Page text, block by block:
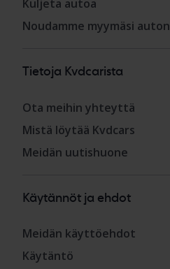
Kuljeta autoa
Noudamme myymäsi auton
Tietoja Kvdcarista
Ota meihin yhteyttä
Mistä löytää Kvdcars
Meidän uutishuone
Käytännöt ja ehdot
Meidän käyttöehdot
Käytäntö